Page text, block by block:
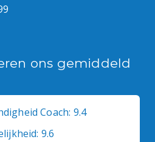
ons gemiddeld
Coach: 9.4
9.6